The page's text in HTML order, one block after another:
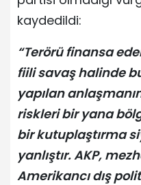
kaydedildi:
“Terörü finansa
fiili savaş halinde
yapılan
riskleri bir yana
bir kutuplaştırma
yanlıştır. AKP,
Amerikancı dış